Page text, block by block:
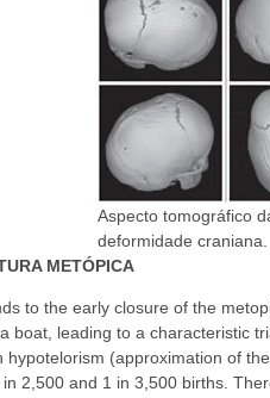
Aspecto tomográfico
deformidade craniana.
METÓPICA
to the early closure of the
boat, leading to a characteristic
hypotelorism (approximation of
2,500 and 1 in 3,500 births.